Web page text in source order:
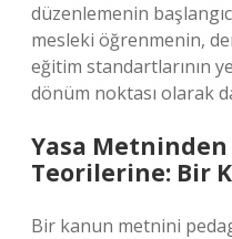
düzenlemenin
mesleki öğrenmenin,
eğitim standartlarının
dönüm noktası olarak
Yasa
Teorilerine: Bir
Bir kanun metnini